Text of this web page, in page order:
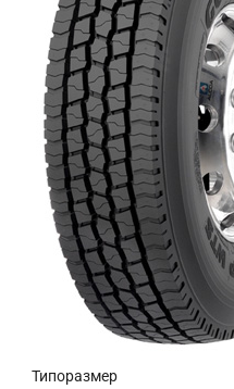
Типоразмер